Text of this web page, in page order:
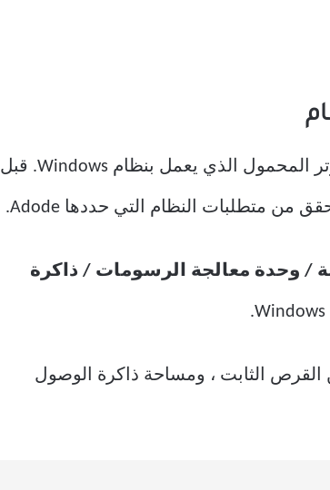
ربما تكون قد تعلمت بعض الحيل في Photoshop ، وتريد الآن تجربتها على الكمبيوتر المحمول الذي يعمل بنظام Windows. قبل
/ وحدة معالجة الرسومات / ذاكرة
الثابت ، ومساحة ذاكرة الوصول